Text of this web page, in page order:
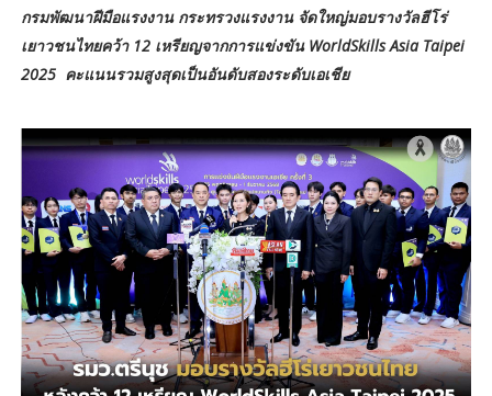
กรมพัฒนาฝีมือแรงงาน กระทรวงแรงงาน จัดใหญ่มอบรางวัลฮีโร่
เยาวชนไทยคว้า 12 เหรียญจากการแข่งขัน WorldSkills Asia Taipei
2025 คะแนนรวมสูงสุดเป็นอันดับสองระดับเอเชีย